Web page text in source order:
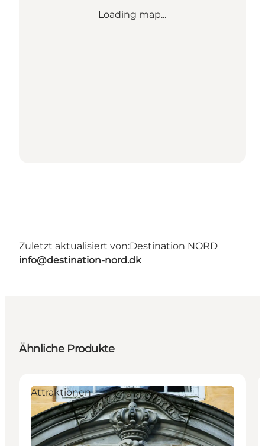
Loading map...
Zuletzt aktualisiert von:Destination NORD
info@destination-nord.dk
Ähnliche Produkte
Attraktionen